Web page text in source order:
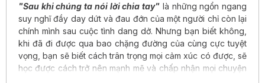
"Sau khi chúng ta nói lời chia tay" là những ngổn ngang
suy nghĩ đầy day dứt và đau đớn của một người chỉ còn lại
chính mình sau cuộc tình dang dở. Nhưng bạn biết không,
khi đã đi được qua bao chặng đường của cùng cực tuyệt
vọng, bạn sẽ biết cách trân trọng mọi cảm xúc có được, sẽ
học được cách trở nên mạnh mẽ và chấp nhận mọi chuyện